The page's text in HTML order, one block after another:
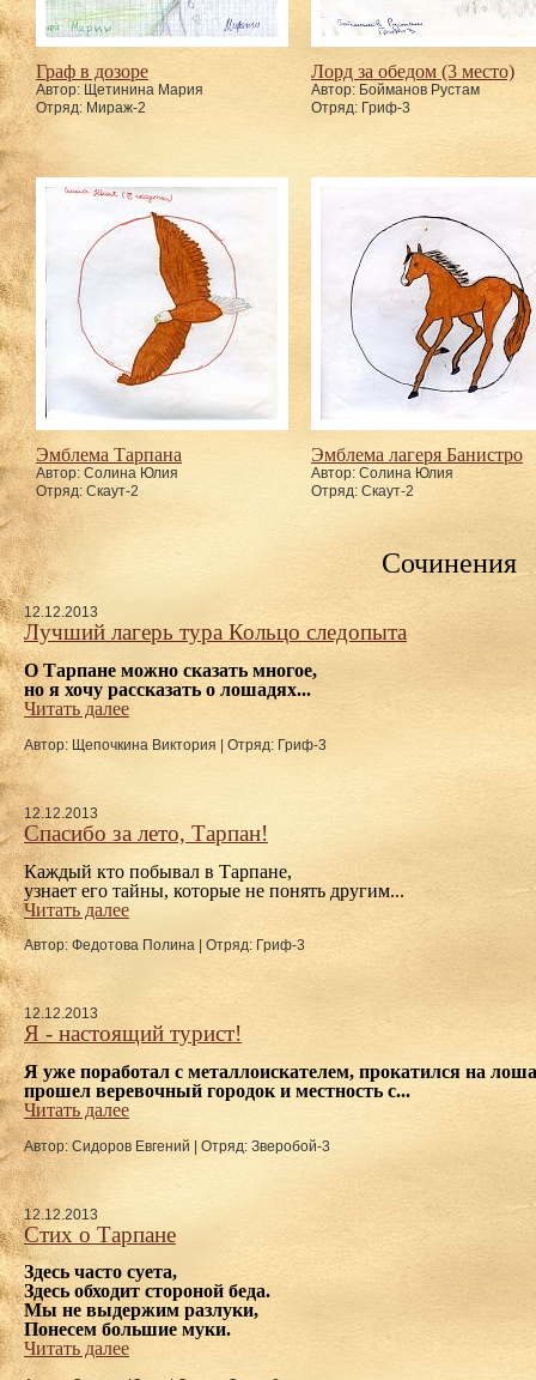
Граф в дозоре
Автор: Щетинина Мария
Отряд: Мираж-2
Лорд за обедом (3 место)
Автор: Бойманов Рустам
Отряд: Гриф-3
Эмблема Тарпана
Автор: Солина Юлия
Отряд: Скаут-2
Эмблема лагеря Банистро
Автор: Солина Юлия
Отряд: Скаут-2
Сочинения
12.12.2013
Лучший лагерь тура Кольцо следопыта
О Тарпане можно сказать многое,
но я хочу рассказать о лошадях...
Читать далее
Автор: Щепочкина Виктория | Отряд: Гриф-3
12.12.2013
Спасибо за лето, Тарпан!
Каждый кто побывал в Тарпане,
узнает его тайны, которые не понять другим...
Читать далее
Автор: Федотова Полина Отряд: Гриф-3
12.12.2013
Я - настоящий турист!
Я уже поработал с металлоискателем, прокатился на
прошел веревочный городок и местность с...
Читать далее
Автор: Сидоров Евгений | Отряд: Зверобой-3
12.12.2013
Стих о Тарпане
Здесь часто суета,
Здесь обходит стороной беда.
Мы не выдержим разлуки,
Понесем большие муки.
Читать далее